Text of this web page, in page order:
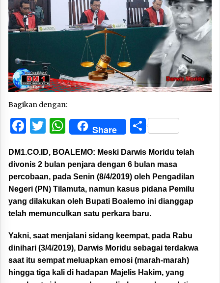
Bagikan dengan:
Facebook
Twitter
WhatsApp
Share Share
DM1.CO.ID, BOALEMO: Meski Darwis Moridu telah
divonis 2 bulan penjara dengan 6 bulan masa
percobaan, pada Senin (8/4/2019) oleh Pengadilan
Negeri (PN) Tilamuta, namun kasus pidana Pemilu
yang dilakukan oleh Bupati Boalemo ini dianggap
telah memunculkan satu perkara baru.
Yakni, saat menjalani sidang keempat, pada Rabu
dinihari (3/4/2019), Darwis Moridu sebagai terdakwa
saat itu sempat meluapkan emosi (marah-marah)
hingga tiga kali di hadapan Majelis Hakim, yang